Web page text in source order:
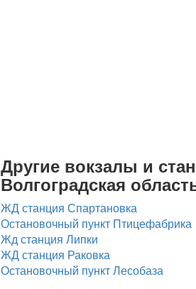
Другие вокзалы и
Волгоградская
ЖД станция Спартановка
Остановочный пункт Птицефабрика
Жд станция Липки
ЖД станция Раковка
Остановочный пункт Лесобаза